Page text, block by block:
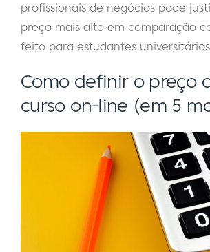
profissionais de negócios pode
preço mais alto em comparação
feito para estudantes
Como definir o preço
curso on-line (em 5